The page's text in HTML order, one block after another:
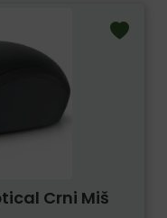
Crni Miš